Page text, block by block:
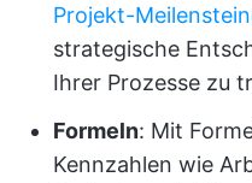
Projekt-
strategische
Ihrer Prozesse zu
Formeln: Mit
Kennzahlen wie